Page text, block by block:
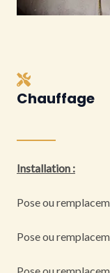
Chauffage
Installation :
Pose ou
Pose ou